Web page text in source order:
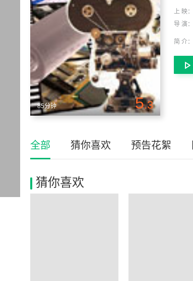
85分钟 5.3
上 映：
导 演：
简 介：
全部 猜你喜欢 预告花絮
猜你喜欢